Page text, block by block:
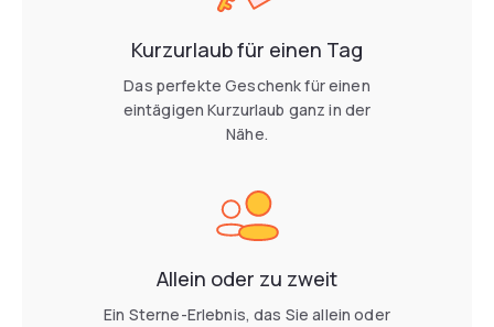
Kurzurlaub für einen Tag
Das perfekte Geschenk für einen
eintägigen Kurzurlaub ganz in der
Nähe.
Allein oder zu zweit
Ein Sterne-Erlebnis, das Sie allein oder